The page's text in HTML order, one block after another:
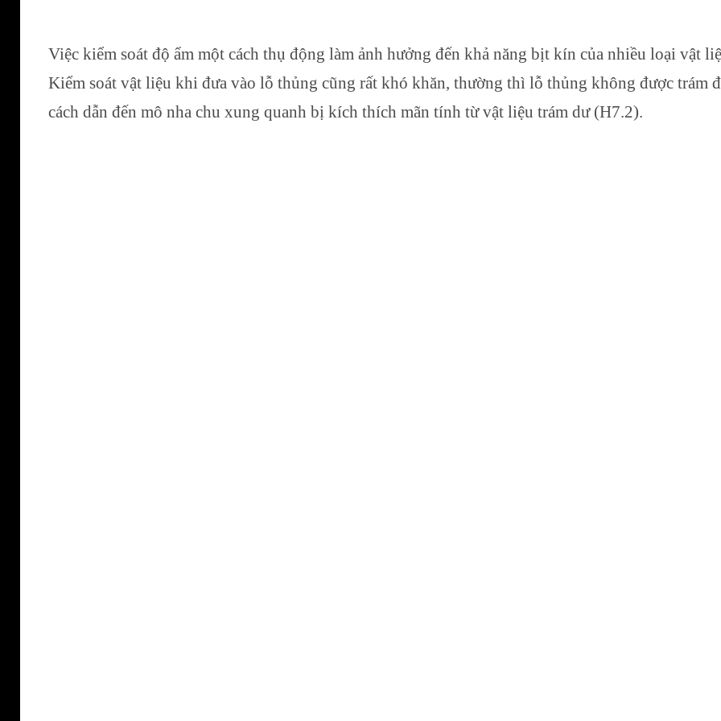
Việc kiểm soát độ ẩm một cách thụ động làm ảnh hưởng đến khả năng bịt kín của nhiều loại vật
Kiểm soát vật liệu khi đưa vào lỗ thủng cũng rất khó khăn, thường thì lỗ thủng không được trám
cách dẫn đến mô nha chu xung quanh bị kích thích mãn tính từ vật liệu trám dư (H7.2).